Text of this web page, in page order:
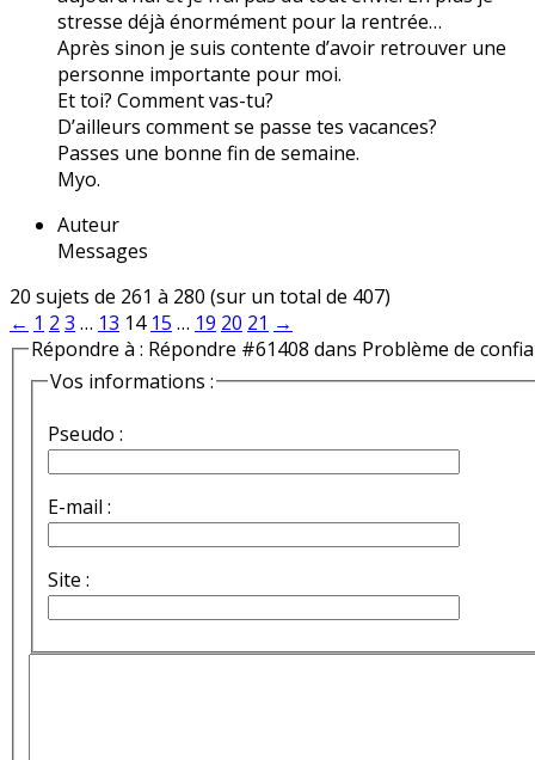
stresse déjà énormément pour la rentrée…
Après sinon je suis contente d’avoir retrouver une
personne importante pour moi.
Et toi? Comment vas-tu?
D’ailleurs comment se passe tes vacances?
Passes une bonne fin de semaine.
Myo.
Auteur
Messages
20 sujets de 261 à 280 (sur un total de 407)
← 1 2 3 … 13 14 15 … 19 20 21 →
Répondre à : Répondre #61408 dans Problème de
Vos informations :
Pseudo :
E-mail :
Site :